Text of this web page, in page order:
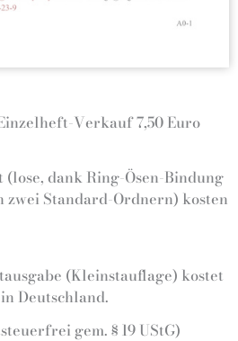
Verkauf 7,50 Euro
dank Ring-Ösen-Bindung
Standard-Ordnern) kosten
(Kleinstauflage) kostet
Deutschland.
gem. § 19 UStG)